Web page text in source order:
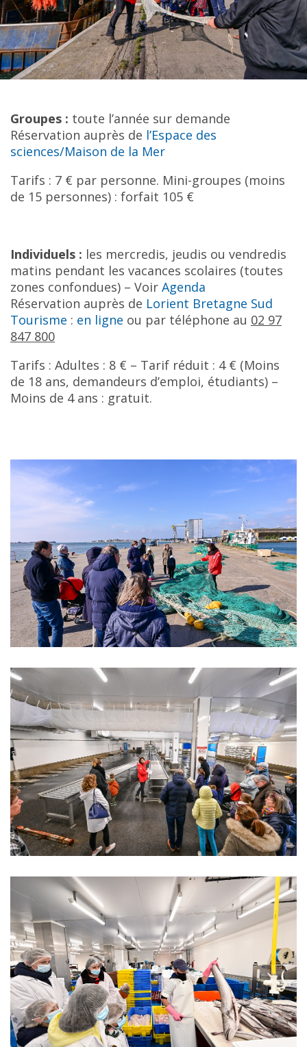
Groupes : toute l’année sur demande
Réservation auprès de l’Espace des
sciences/Maison de la Mer
Tarifs : 7 € par personne. Mini-groupes (moins
de 15 personnes) : forfait 105 €
Individuels : les mercredis, jeudis ou vendredis
matins pendant les vacances scolaires (toutes
zones confondues) – Voir Agenda
Réservation auprès de Lorient Bretagne Sud
Tourisme : en ligne ou par téléphone au 02 97
847 800
Tarifs : Adultes : 8 € – Tarif réduit : 4 € (Moins
de 18 ans, demandeurs d’emploi, étudiants) –
Moins de 4 ans : gratuit.